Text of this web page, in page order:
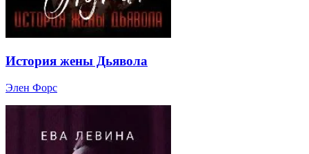
История жены Дьявола
Элен Форс